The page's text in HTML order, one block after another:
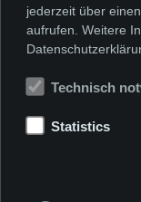
Vorheriges
Zahlen in
jederzeit über
aufrufen. Weitere
Technisch
Statistics